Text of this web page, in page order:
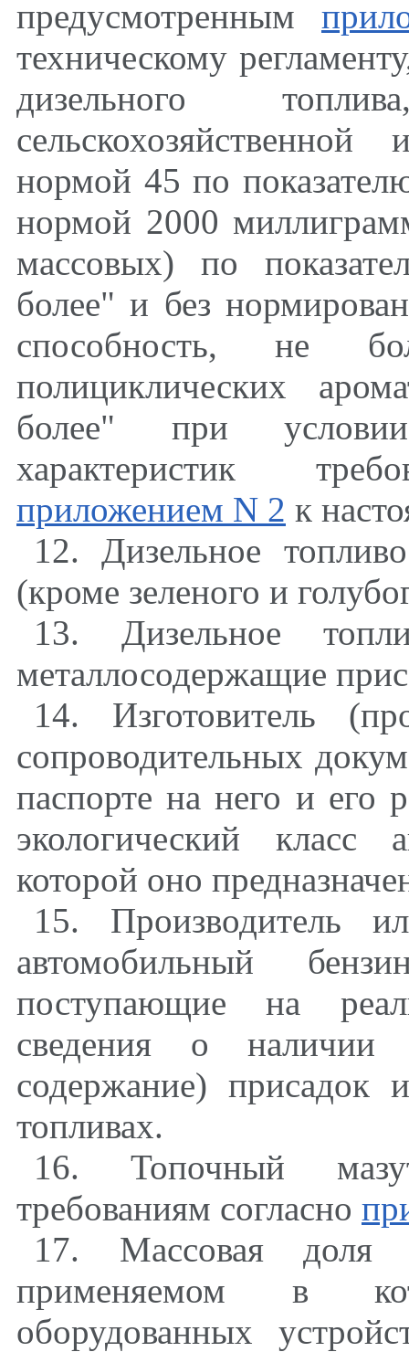
предусмотренным
техническому
дизельного
нормой 45 по
нормой 2000
массовых) по
более" и без
способность, не
полициклических
более" при условии
характеристик
приложением N 2 к
12. Дизельное
(кроме зеленого и
13. Дизельное
металлосодержащие
14. Изготовитель
сопроводительных
паспорте на него и его
экологический класс
которой оно
15. Производитель
автомобильный
поступающие на
сведения о наличии
содержание) присадок
топливах.
16. Топочный
требованиям согласно
17. Массовая доля
применяемом в
оборудованных